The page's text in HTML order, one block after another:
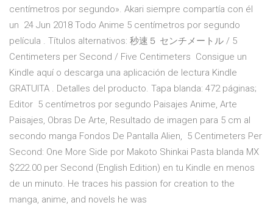
centímetros por segundo». Akari siempre compartía con él
un 24 Jun 2018 Todo Anime 5 centímetros por segundo
película . Títulos alternativos: 秒速５ センチメートル / 5
Centimeters per Second / Five Centimeters Consigue un
Kindle aquí o descarga una aplicación de lectura Kindle
GRATUITA . Detalles del producto. Tapa blanda: 472 páginas;
Editor 5 centímetros por segundo Paisajes Anime, Arte
Paisajes, Obras De Arte, Resultado de imagen para 5 cm al
secondo manga Fondos De Pantalla Alien, 5 Centimeters Per
Second: One More Side por Makoto Shinkai Pasta blanda MX
$222.00 per Second (English Edition) en tu Kindle en menos
de un minuto. He traces his passion for creation to the
manga, anime, and novels he was